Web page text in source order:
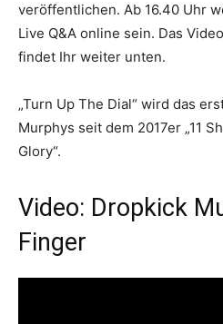
veröffentlichen. Ab 16.40 Uhr
Live Q&A online sein. Das
findet Ihr weiter unten.
„Turn Up The Dial“ wird das
Murphys seit dem 2017er „11
Glory“.
Video: Dropkick
Finger